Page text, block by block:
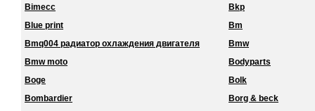
Bimecc
Bkp
Blue print
Bm
Bmq004 радиатор охлаждения двигателя
Bmw
Bmw moto
Bodyparts
Boge
Bolk
Bombardier
Borg & beck